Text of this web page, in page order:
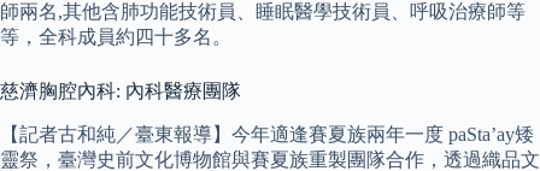
師兩名,其他含肺功能技術員、睡眠醫學技術員、呼吸治療師等
等，全科成員約四十多名。
慈濟胸腔內科: 內科醫療團隊
【記者古和純／臺東報導】今年適逢賽夏族兩年一度 paSta’ay矮
靈祭，臺灣史前文化博物館與賽夏族重製團隊合作，透過織品文